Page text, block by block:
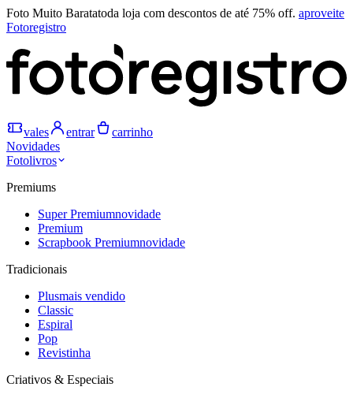
Foto Muito Baratatoda loja com descontos de até 75% off. aproveite
Fotoregistro
vales entrar
carrinho
Novidades
Fotolivros
Premiums
Super Premiumnovidade
Premium
Scrapbook Premiumnovidade
Tradicionais
Plusmais vendido
Classic
Espiral
Pop
Revistinha
Criativos & Especiais